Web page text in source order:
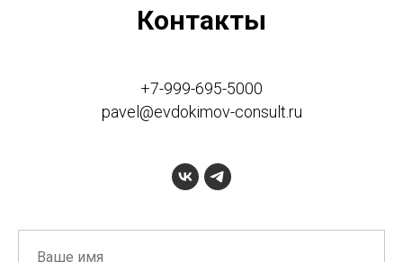
Контакты
+7-999-695-5000
pavel@evdokimov-consult.ru